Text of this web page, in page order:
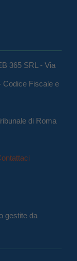
365 SRL - Via
Codice Fiscale e
di Roma
gestite da